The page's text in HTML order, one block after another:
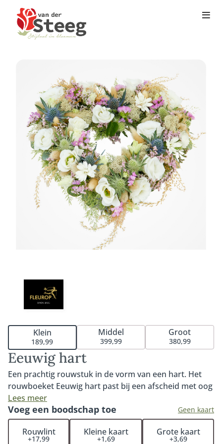
Eeuwig hart
Een prachtig rouwstuk in de vorm van een hart. Het
rouwboeket Eeuwig hart past bij een afscheid met oog
voor natuurlijke bloemen, bijzondere grassen en
droogmaterialen. Het rouwstuk hart is frivool en uniek
samengesteld. De pastelkleurige bloemen en de
speciale hartvorm maken van Eeuwig hart een
Lees meer
Klein
189,99
Middel
399,99
Groot
380,99
Voeg een boodschap toe Geen kaart
Rouwlint
+17,99
Kleine kaart
+1,69
Grote kaart
+3,69